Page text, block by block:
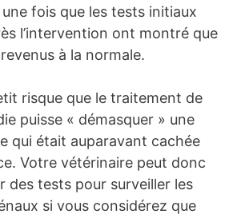
fois que les tests initiaux
l’intervention ont montré que
à la normale.
risque que le traitement de
puisse « démasquer » une
qui était auparavant cachée
Votre vétérinaire peut donc
des tests pour surveiller les
si vous considérez que